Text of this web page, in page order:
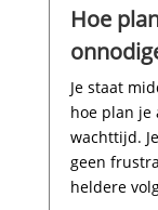
Hoe
Je staat
hoe plan je
wachttijd.​
geen
heldere